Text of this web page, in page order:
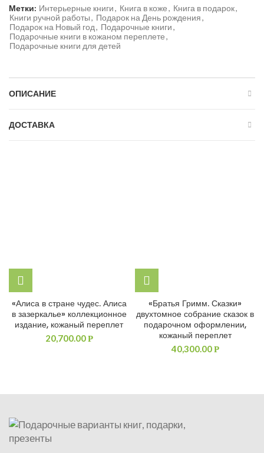
Метки: Интерьерные книги, Книга в коже, Книга в подарок,
Книги ручной работы, Подарок на День рождения,
Подарок на Новый год, Подарочные книги,
Подарочные книги в кожаном переплете,
Подарочные книги для детей
ОПИСАНИЕ
ДОСТАВКА
«Алиса в стране чудес. Алиса
в зазеркалье» коллекционное
издание, кожаный переплет
20,700.00Р
«Братья Гримм. Сказки»
двухтомное собрание сказок в
подарочном оформлении,
кожаный переплет
40,300.00Р